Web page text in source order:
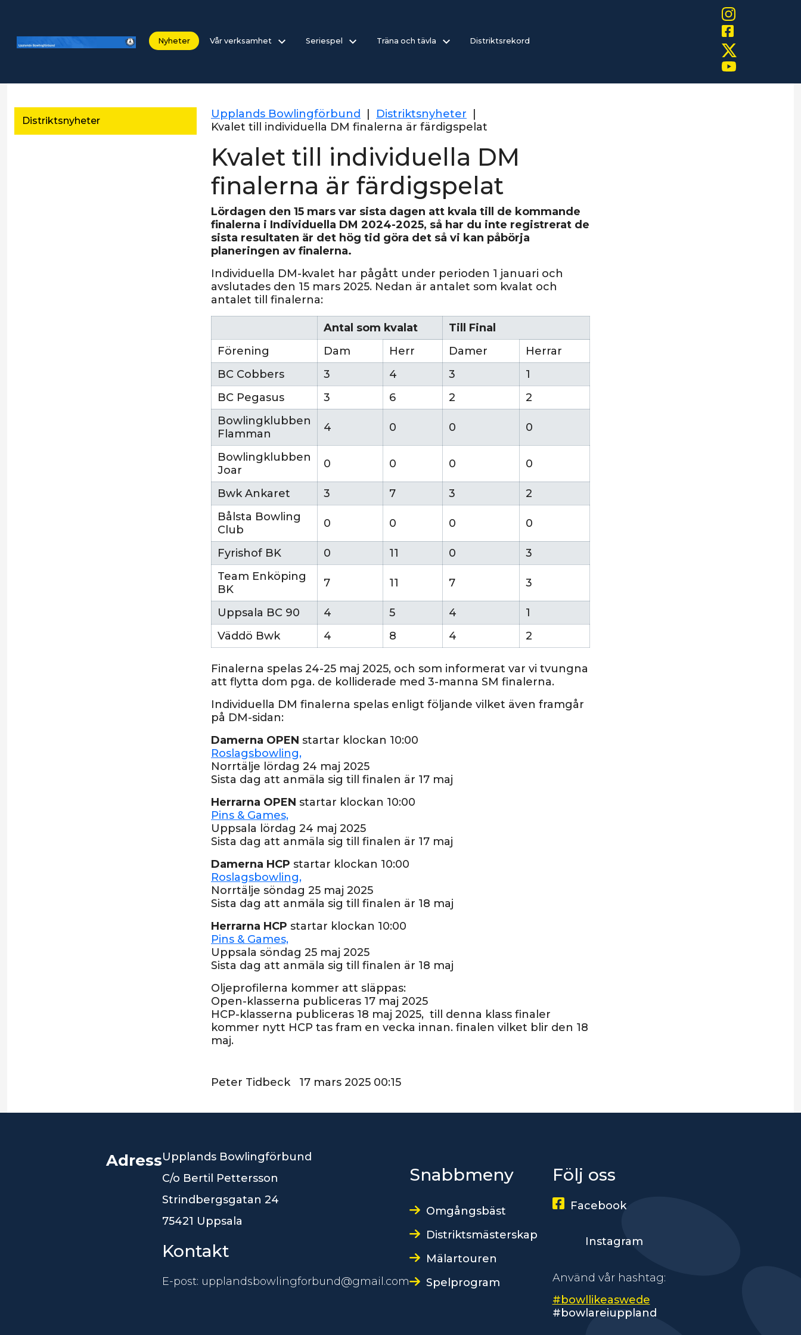
Nyheter Vår verksamhet Seriespel Träna och tävla Distriktsrekord
Distriktsnyheter
Upplands Bowlingförbund Distriktsnyheter
Kvalet till individuella DM finalerna är färdigspelat
Kvalet till individuella DM
finalerna är färdigspelat
Lördagen den 15 mars var sista dagen att kvala till de kommande
finalerna i Individuella DM 2024-2025, så har du inte registrerat de
sista resultaten är det hög tid göra det så vi kan påbörja
planeringen av finalerna.
Individuella DM-kvalet har pågått under perioden 1 januari och
avslutades den 15 mars 2025. Nedan är antalet som kvalat och
antalet till finalerna:
Antal som kvalat
Till Final
Förening
Dam Herr Damer
Herrar
BC Cobbers
3 4 3
1
BC Pegasus
3 6 2
2
Bowlingklubben
Flamman
4 0 0 0
Bowlingklubben
Joar
0 0 0 0
Bwk Ankaret 3 7 3
2
Bålsta Bowling
Club
0 0 0 0
Fyrishof BK 0 11 0
3
Team Enköping
BK
7 11 7 3
Uppsala BC 90 4 5 4
1
Väddö Bwk
4 8 4 2
Finalerna spelas 24-25 maj 2025, och som informerat var vi tvungna
att flytta dom pga. de kolliderade med 3-manna SM finalerna.
Individuella DM finalerna spelas enligt följande vilket även framgår
på DM-sidan:
Damerna OPEN startar klockan 10:00
Roslagsbowling,
Norrtälje lördag 24 maj 2025
Sista dag att anmäla sig till finalen är 17 maj
Herrarna OPEN startar klockan 10:00
Pins & Games,
Uppsala lördag 24 maj 2025
Sista dag att anmäla sig till finalen är 17 maj
Damerna HCP startar klockan 10:00
Roslagsbowling,
Norrtälje söndag 25 maj 2025
Sista dag att anmäla sig till finalen är 18 maj
Herrarna HCP startar klockan 10:00
Pins & Games,
Uppsala söndag 25 maj 2025
Sista dag att anmäla sig till finalen är 18 maj
Oljeprofilerna kommer att släppas:
Open-klasserna publiceras 17 maj 2025
HCP-klasserna publiceras 18 maj 2025, till denna klass finaler
kommer nytt HCP tas fram en vecka innan. finalen vilket blir den 18
maj.
Peter Tidbeck 17 mars 2025 00:15
AdressUpplands Bowlingförbund
C/o Bertil Pettersson
Strindbergsgatan 24
75421 Uppsala
Kontakt
E-post: upplandsbowlingforbund@gmail.com
Snabbmeny
Omgångsbäst
Distriktsmästerskap
Mälartouren
Spelprogram
Följ oss
Facebook
Instagram
Använd vår hashtag:
#bowllikeaswede
#bowlareiuppland